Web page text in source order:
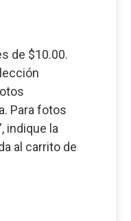
de $10.00.
Para fotos
indique la
al carrito de